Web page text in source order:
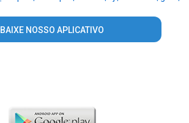
BAIXE NOSSO APLICATIVO